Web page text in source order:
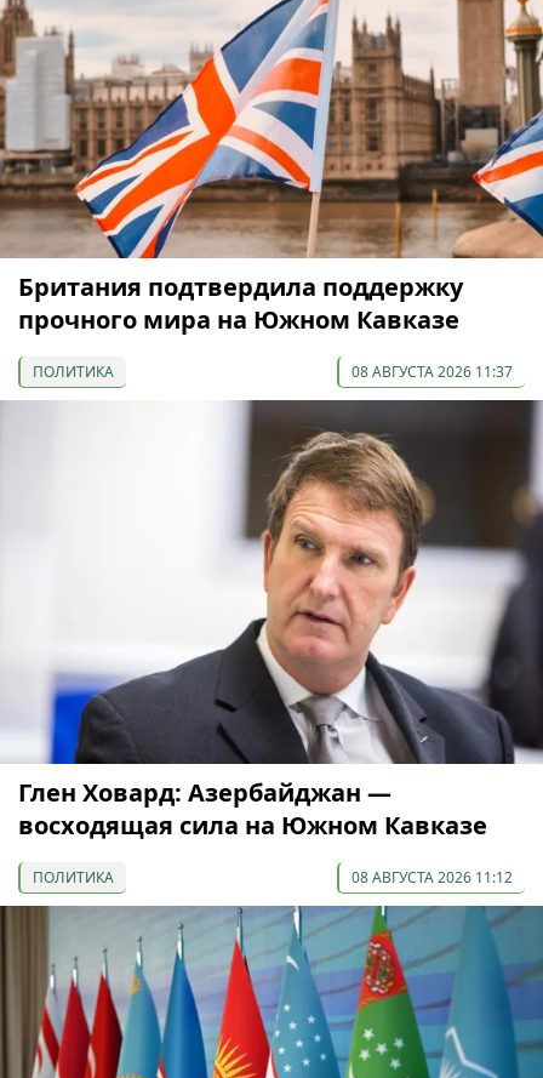
Британия подтвердила поддержку
прочного мира на Южном Кавказе
ПОЛИТИКА 08 АВГУСТА 2026 11:37
Глен Ховард: Азербайджан —
восходящая сила на Южном Кавказе
ПОЛИТИКА 08 АВГУСТА 2026 11:12